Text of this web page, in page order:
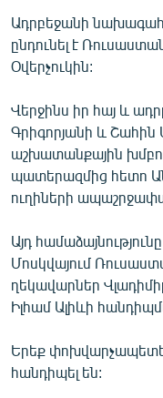
ԱՐԽԻՎ
ՏԵՍԱՆՅՈՒԹԵՐ
ՁԳՏԵԼՈՎ
ՓՈԴՔԱՍԹ
Հայերեն
English
Русский
ՀԵՏԵՎԵՔ ՄԵԶ
Ադրբեջանի նախագահ
ընդունել է
Օվերչուկին:
Վերջինս իր հայ և
Գրիգորյանի և
աշխատանքային
պատերազմից հետո
ուղիների
Այդ
Մոսկվայում
ղեկավարներ
Իլհամ Ալիևի
Երեք
հանդիպել են: